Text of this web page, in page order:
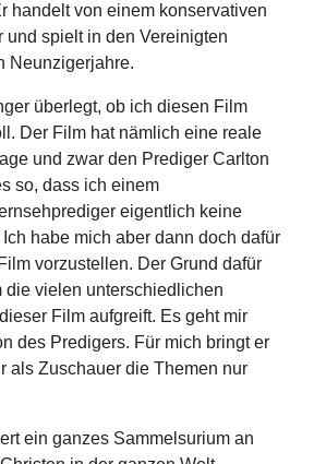
handelt von einem konservativen
und spielt in den Vereinigten
Neunzigerjahre.
überlegt, ob ich diesen Film
Der Film hat nämlich eine reale
und zwar den Prediger Carlton
so, dass ich einem
eigentlich keine
habe mich aber dann doch dafür
vorzustellen. Der Grund dafür
die vielen unterschiedlichen
Film aufgreift. Es geht mir
des Predigers. Für mich bringt er
als Zuschauer die Themen nur
ein ganzes Sammelsurium an